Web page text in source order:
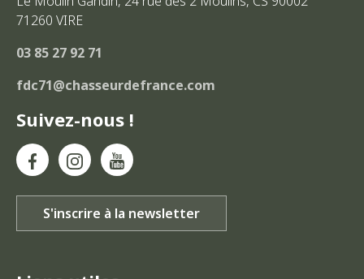
71260 VIRE
03 85 27 92 71
fdc71@chasseurdefrance.com
Suivez-nous !